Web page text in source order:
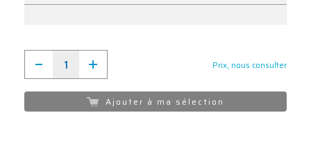
Prix, nous consulter
Ajouter à ma sélection